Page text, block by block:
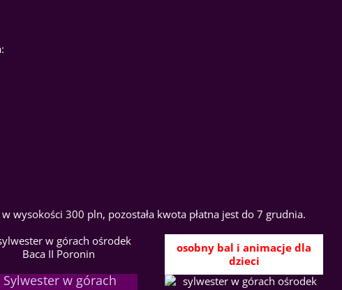
wysokości 300 pln, pozostała kwota płatna jest do 7 grudnia.
Sylwester w górach
osobny bal i animacje dla
dzieci